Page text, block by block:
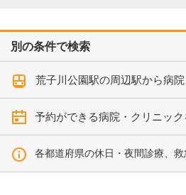
別の条件で検索
荒子川公園駅の周辺駅から病
予約ができる病院・クリニッ
各都道府県の休日・夜間診療、